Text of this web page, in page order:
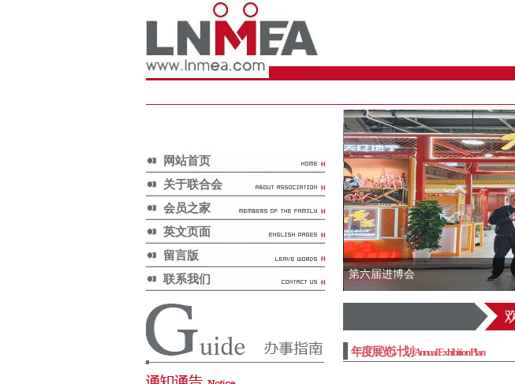
网站首页
关于联合会
会员之家
英文页面
留言版
联系我们
第六届进博会
年度展览计划/Annual Exhibition Plan